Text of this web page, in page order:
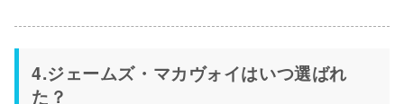
4.ジェームズ・マカヴォイはいつ選ばれ
た？